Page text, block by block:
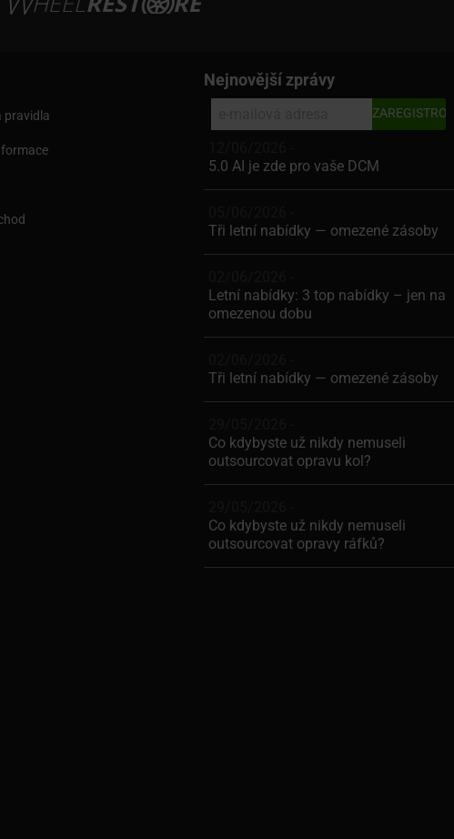
pravidla
Nejnovější zprávy
5.0 AI je zde pro vaše DCM
Tři letní nabídky — omezené zásoby
Letní nabídky: 3 top nabídky – jen na
omezenou dobu
Tři letní nabídky — omezené zásoby
Co kdybyste už nikdy nemuseli
outsourcovat opravu kol?
Co kdybyste už nikdy nemuseli
outsourcovat opravy ráfků?